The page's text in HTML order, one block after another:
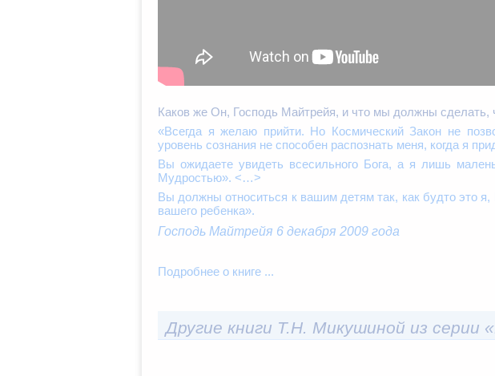
Каков же Он, Господь Майтрейя, и что мы должны сделать,
«Всегда я желаю прийти. Но Космический Закон не
уровень сознания не способен распознать меня, когда я
Вы ожидаете увидеть всесильного Бога, а я лишь
Мудростью». <…>
Вы должны относиться к вашим детям так, как будто это
вашего ребенка».
Господь Майтрейя 6 декабря 2009 года
Подробнее о книге ...
Другие книги Т.Н. Микушиной из серии